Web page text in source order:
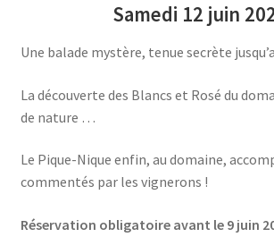
Samedi 12 juin
Une balade mystère, tenue secrète
La découverte des Blancs et Rosé du
de nature …
Le Pique-Nique enfin, au domaine,
commentés par les vignerons !
Réservation obligatoire avant le 9 juin